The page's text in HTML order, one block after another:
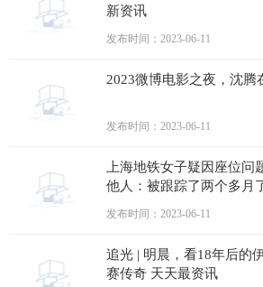
新资讯
发布时间：2023-06-11
2023微博电影之夜，沈腾
发布时间：2023-06-11
上海地铁女子疑因座位
他人：被跟踪了两个多月
发布时间：2023-06-11
追光 | 明晨，看18年后的
赛传奇 天天最资讯